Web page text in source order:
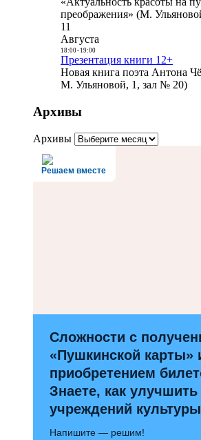
преображения» (М.
11
Августа
18:00- 19:00
Презентация книги 12+
Новая книга поэта Антона
М. Ульяновой, 1, зал № 20)
Архивы
Архивы
Решаем вместе
Сложности с
«Пушкинской карты»
приобретением
Знаете, как улучшить
учреждений
Напишите — решим!